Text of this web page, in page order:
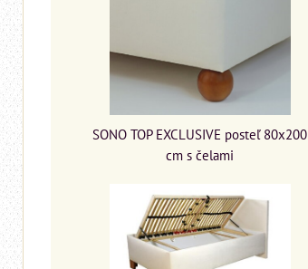
SONO TOP EXCLUSIVE posteľ 80x200
cm s čelami